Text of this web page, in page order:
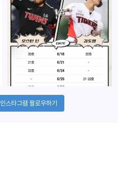
인스타그램 팔로우하기